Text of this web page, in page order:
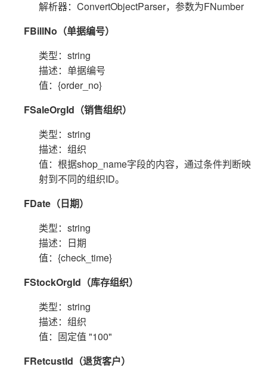
解析器：ConvertObjectParser，参数为FNumber
FBillNo（单据编号）
类型：string
描述：单据编号
值：{order_no}
FSaleOrgId（销售组织）
类型：string
描述：组织
值：根据shop_name字段的内容，通过条件判断映
射到不同的组织ID。
FDate（日期）
类型：string
描述：日期
值：{check_time}
FStockOrgId（库存组织）
类型：string
描述：组织
值：固定值 "100"
FRetcustId（退货客户）